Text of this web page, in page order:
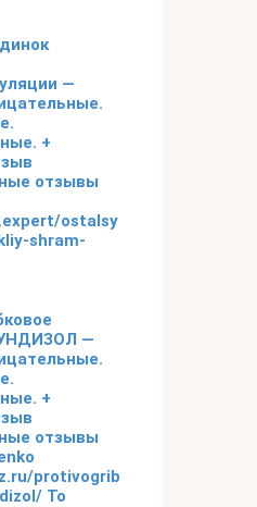
—
+
отзывы
ostalsya-
shram-
—
+
отзывы
protivogribkovoe-
То